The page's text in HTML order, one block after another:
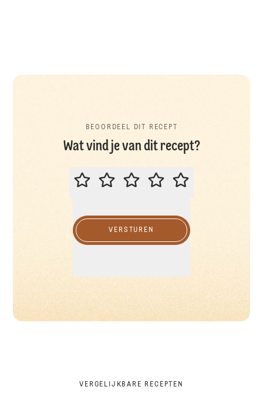
BEOORDEEL DIT RECEPT
Wat vind je van dit recept?
BEOORDEEL DIT RECEPT
VERSTUREN
VERGELIJKBARE RECEPTEN